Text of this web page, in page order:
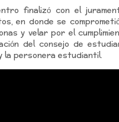
finalizó con el
en donde se
y velar por el
del consejo de
la personera estudiantil.